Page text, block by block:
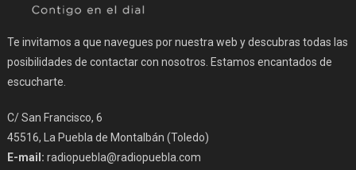
Te invitamos a que navegues por nuestra web y descubras todas las
posibilidades de contactar con nosotros. Estamos encantados de
escucharte.
C/ San Francisco, 6
45516, La Puebla de Montalbán (Toledo)
E-mail: radiopuebla@radiopuebla.com